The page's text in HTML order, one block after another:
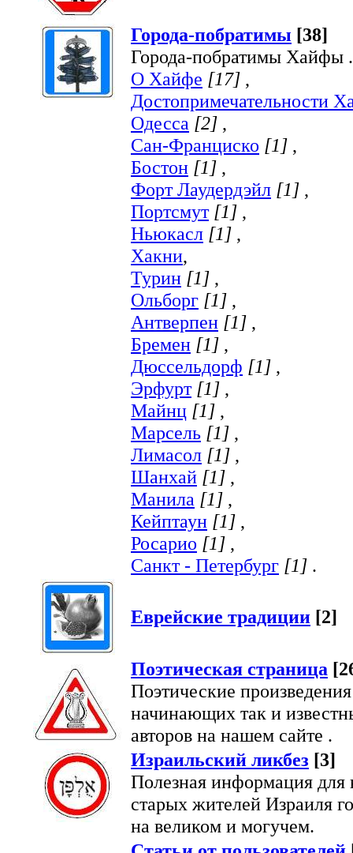
Города-побратимы [38]
Города-побратимы Хайфы .
О Хайфе [17] ,
Достопримечательности
Одесса [2] ,
Сан-Франциско [1] ,
Бостон [1] ,
Форт Лаудердэйл [1] ,
Портсмут [1] ,
Ньюкасл [1] ,
Хакни,
Турин [1] ,
Ольборг [1] ,
Антверпен [1] ,
Бремен [1] ,
Дюссельдорф [1] ,
Эрфурт [1] ,
Майнц [1] ,
Марсель [1] ,
Лимасол [1] ,
Шанхай [1] ,
Манила [1] ,
Кейптаун [1] ,
Росарио [1] ,
Санкт - Петербург [1] .
Еврейские традиции [2]
Поэтическая страница
Поэтические
начинающих так и
авторов на нашем сайте .
Израильский ликбез [3]
Полезная информация для
старых жителей Израиля
на великом и могучем.